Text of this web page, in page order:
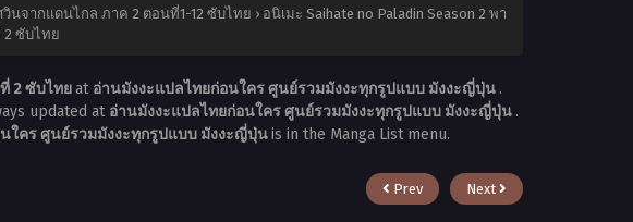
วินจากแดนไกล ภาค 2 ตอนที่1-12 ซับไทย › อนิเมะ Saihate no Paladin Season 2 พา
ซับไทย
2 ซับไทยat อ่านมังงะแปลไทยก่อนใคร ศูนย์รวมมังงะทุกรูปแบบ มังงะญี่ปุ่น .
updated at อ่านมังงะแปลไทยก่อนใคร ศูนย์รวมมังงะทุกรูปแบบ มังงะญี่ปุ่น .
ใคร ศูนย์รวมมังงะทุกรูปแบบ มังงะญี่ปุ่นis in the Manga List menu.
Prev Next